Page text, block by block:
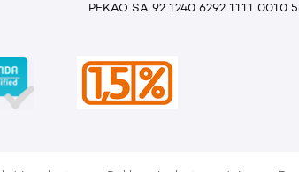
PEKAO SA 92 1240 6292 1111 0010